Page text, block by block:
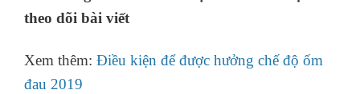
theo dõi bài viết
Xem thêm: Điều kiện để được hưởng chế độ ốm
đau 2019